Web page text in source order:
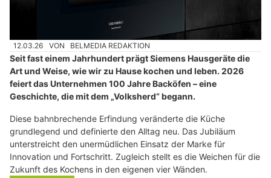
12.03.26 VON BELMEDIA REDAKTION
Seit fast einem Jahrhundert prägt Siemens Hausgeräte die
Art und Weise, wie wir zu Hause kochen und leben. 2026
feiert das Unternehmen 100 Jahre Backöfen – eine
Geschichte, die mit dem „Volksherd“ begann.
Diese bahnbrechende Erfindung veränderte die Küche
grundlegend und definierte den Alltag neu. Das Jubiläum
unterstreicht den unermüdlichen Einsatz der Marke für
Innovation und Fortschritt. Zugleich stellt es die Weichen für die
Zukunft des Kochens in den eigenen vier Wänden.